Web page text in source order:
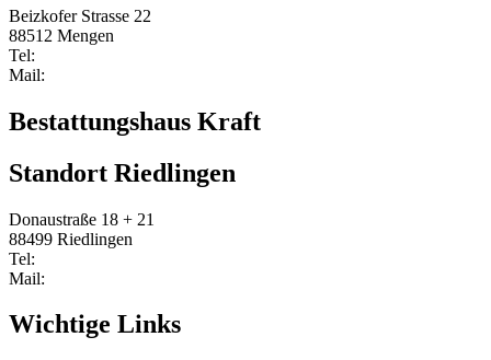
Beizkofer Strasse 22
88512 Mengen
Tel:
Mail:
Bestattungshaus Kraft
Standort Riedlingen
Donaustraße 18 + 21
88499 Riedlingen
Tel:
Mail:
Wichtige Links